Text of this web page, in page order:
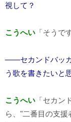
視して？
こうへい 「そうで
――セカンドバッカ
う歌を書きたいと
こうへい 「セカン
ら、"二番目の支